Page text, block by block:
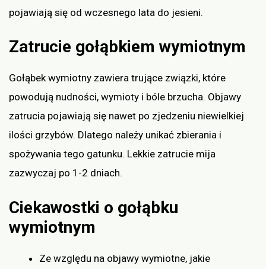
pojawiają się od wczesnego lata do jesieni.
Zatrucie gołąbkiem wymiotnym
Gołąbek wymiotny zawiera trujące związki, które
powodują nudności, wymioty i bóle brzucha. Objawy
zatrucia pojawiają się nawet po zjedzeniu niewielkiej
ilości grzybów. Dlatego należy unikać zbierania i
spożywania tego gatunku. Lekkie zatrucie mija
zazwyczaj po 1-2 dniach.
Ciekawostki o gołąbku
wymiotnym
Ze względu na objawy wymiotne, jakie